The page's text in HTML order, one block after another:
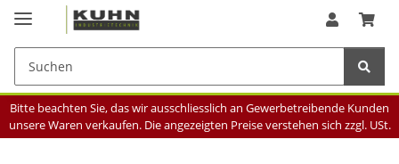
Bitte beachten Sie, das wir ausschliesslich an Gewerbetreibende Kunden
unsere Waren verkaufen. Die angezeigten Preise verstehen sich zzgl. USt.